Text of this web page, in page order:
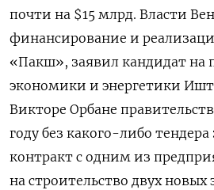
почти на $15 млрд. Власти
финансирование и
«Пакш», заявил кандидат на
экономики и энергетики
Викторе Орбане
году без какого-либо
контракт с одним из
на строительство двух новых